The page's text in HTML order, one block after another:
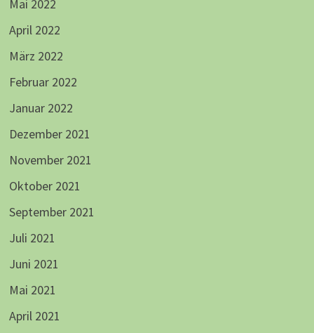
Mai 2022
April 2022
März 2022
Februar 2022
Januar 2022
Dezember 2021
November 2021
Oktober 2021
September 2021
Juli 2021
Juni 2021
Mai 2021
April 2021